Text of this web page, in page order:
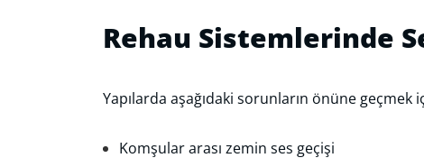
Rehau Sistemlerinde
Yapılarda aşağıdaki sorunların önüne
Komşular arası zemin ses geçişi